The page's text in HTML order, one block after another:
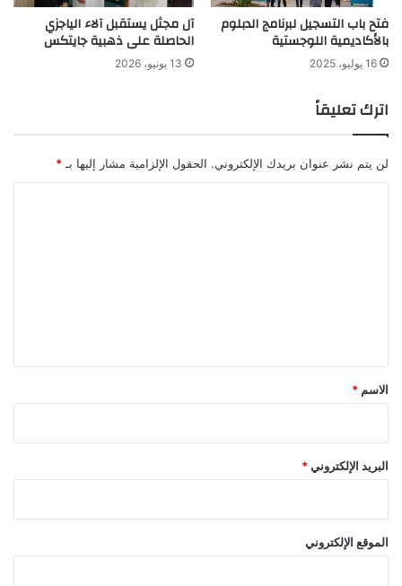
فتح باب التسجيل لبرنامج الدبلوم
بالأكاديمية اللوجستية
16 يوليو، 2025
آل مجثل يستقبل آلاء الياجزي
الحاصلة على ذهبية جايتكس
13 يونيو، 2026
اترك تعليقاً
لن يتم نشر عنوان بريدك الإلكتروني. الحقول الإلزامية مشار إليها بـ *
*
الاسم *
البريد الإلكتروني *
الموقع الإلكتروني